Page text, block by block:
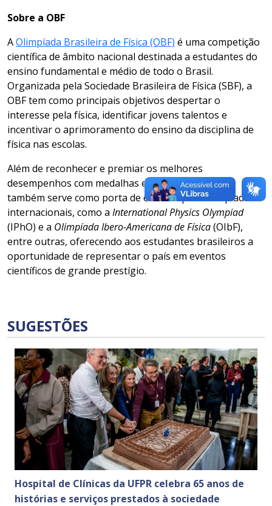
Sobre a OBF
AOlimpíada Brasileira de Física (OBF) é uma competição
científica de âmbito nacional destinada a estudantes do
ensino fundamental e médio de todo o Brasil.
Organizada pela Sociedade Brasileira de Física (SBF), a
OBF tem como principais objetivos despertar o
interesse pela física, identificar jovens talentos e
incentivar o aprimoramento do ensino da disciplina de
física nas escolas.
Além de reconhecer e premiar os melhores
desempenhos com medalhas e certificados, a OBF
também serve como porta de entrada para olimpíadas
internacionais, como a International Physics Olympiad
(IPhO) e a Olimpíada Ibero-Americana de Física(OIbF),
entre outras, oferecendo aos estudantes brasileiros a
oportunidade de representar o país em eventos
científicos de grande prestígio.
SUGESTÕES
Hospital de Clínicas da UFPR celebra 65 anos de
histórias e serviços prestados à sociedade